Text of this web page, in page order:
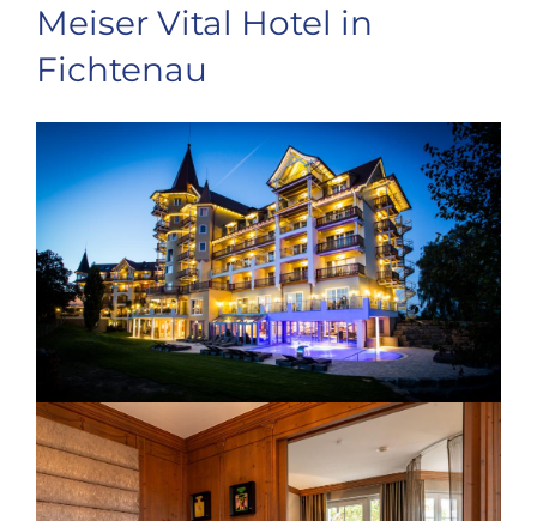
Meiser Vital Hotel in
Fichtenau